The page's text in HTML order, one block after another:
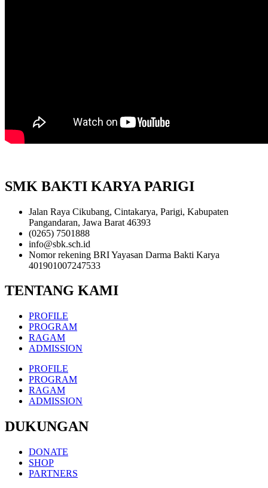
SMK BAKTI KARYA PARIGI
Jalan Raya Cikubang, Cintakarya, Parigi, Kabupaten
Pangandaran, Jawa Barat 46393
(0265) 7501888
info@sbk.sch.id
Nomor rekening BRI Yayasan Darma Bakti Karya
401901007247533
TENTANG KAMI
PROFILE
PROGRAM
RAGAM
ADMISSION
PROFILE
PROGRAM
RAGAM
ADMISSION
DUKUNGAN
DONATE
SHOP
PARTNERS